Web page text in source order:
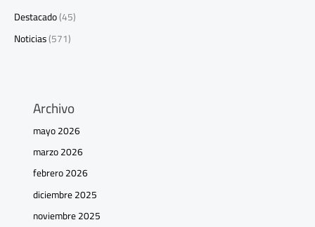
Destacado(45)
Noticias(571)
Archivo
mayo 2026
marzo 2026
febrero 2026
diciembre 2025
noviembre 2025